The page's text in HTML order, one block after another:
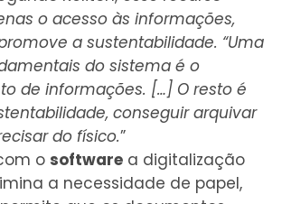
o acesso às informações,
a sustentabilidade. “Uma
do sistema é o
de informações. […] O resto é
conseguir arquivar
do físico.”
o software a digitalização
a necessidade de papel,